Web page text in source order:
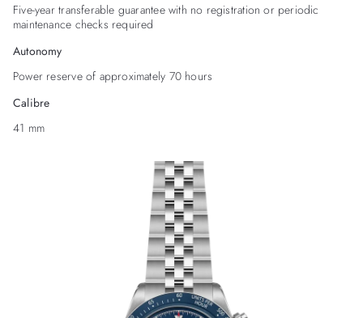
Five-year transferable guarantee with no registration or periodic
maintenance checks required
Autonomy
Power reserve of approximately 70 hours
Calibre
41 mm